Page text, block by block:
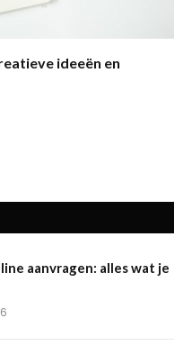
ideeën en
aanvragen: alles wat je